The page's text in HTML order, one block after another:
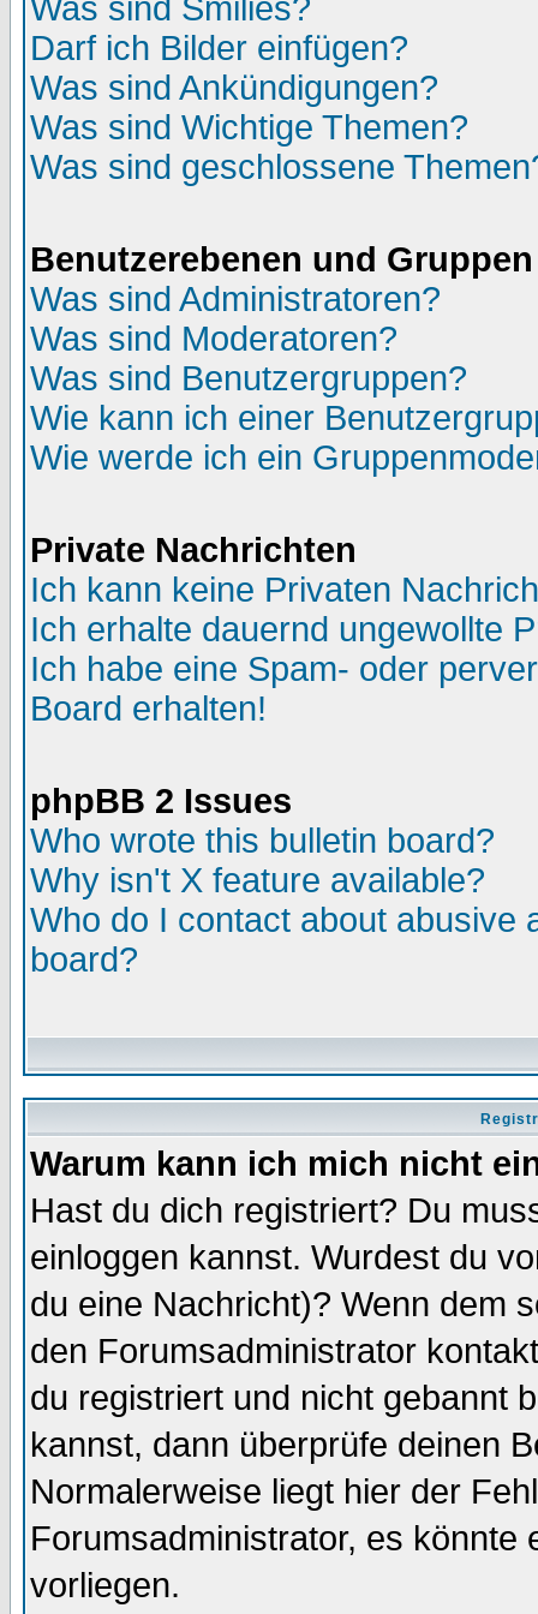
Was sind Smilies?
Darf ich Bilder einfügen?
Was sind Ankündigungen?
Was sind Wichtige Themen?
Was sind geschlossene
Benutzerebenen und Gruppen
Was sind Administratoren?
Was sind Moderatoren?
Was sind Benutzergruppen?
Wie kann ich einer
Wie werde ich ein
Private Nachrichten
Ich kann keine Privaten
Ich erhalte dauernd ungewollte
Ich habe eine Spam- oder
Board erhalten!
phpBB 2 Issues
Who wrote this bulletin board?
Why isn't X feature available?
Who do I contact about abusive
board?
Warum kann ich mich nicht
Hast du dich registriert? Du
einloggen kannst. Wurdest du
du eine Nachricht)? Wenn dem
den Forumsadministrator
du registriert und nicht gebannt
kannst, dann überprüfe deinen
Normalerweise liegt hier der
Forumsadministrator, es könnte
vorliegen.